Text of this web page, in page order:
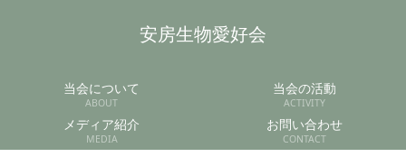
安房生物愛好会
当会について
ABOUT
当会の活動
ACTIVITY
メディア紹介
MEDIA
お問い合わせ
CONTACT